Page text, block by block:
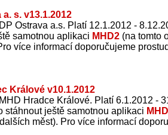
a. s. v13.1.2012
Ostrava a.s. Platí 12.1.2012 -
samotnou aplikaci MHD2(na tomto
více informací doporučujeme
Králové v10.1.2012
Hradce Králové. Platí 6.1.2012 -
stáhnout ještě samotnou aplikaci
měst). Pro více informací